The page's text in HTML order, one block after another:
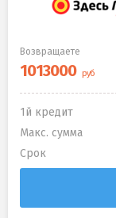
Возвращаете
1й кредит
Макс. сумма
Срок